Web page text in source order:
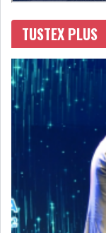
CHIMIE
FINANCIER
HOLDING
AGRO-
TUSTEX PLUS